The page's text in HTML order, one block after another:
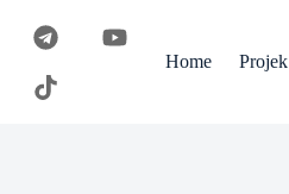
Home Projek